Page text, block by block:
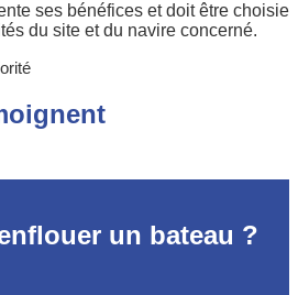
ses bénéfices et doit être choisie
du site et du navire concerné.
un bateau ?